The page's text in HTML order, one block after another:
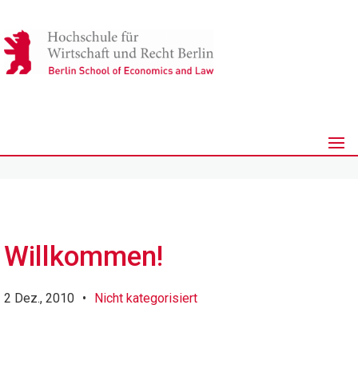
Willkommen!
2 Dez., 2010 • Nicht kategorisiert